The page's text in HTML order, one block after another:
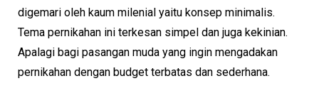
digemari oleh kaum milenial yaitu konsep minimalis.
Tema pernikahan ini terkesan simpel dan juga kekinian.
Apalagi bagi pasangan muda yang ingin mengadakan
pernikahan dengan budget terbatas dan sederhana.